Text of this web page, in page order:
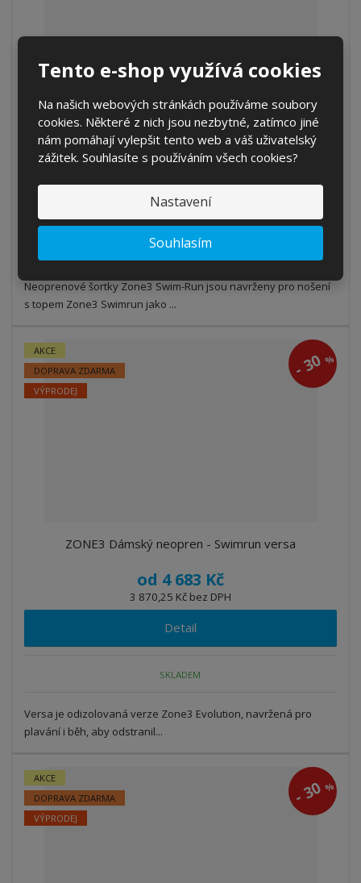
Tento e-shop využívá cookies
Na našich webových stránkách používáme soubory
cookies. Některé z nich jsou nezbytné, zatímco jiné
nám pomáhají vylepšit tento web a váš uživatelský
zážitek. Souhlasíte s používáním všech cookies?
Nastavení
Souhlasím
ZONE3 Unisex Swim-Run Shorts - Black / O...
od2 443 Kč
2 019,01 Kč bez DPH
Detail
SKLADEM
Neoprenové šortky Zone3 Swim-Run jsou navrženy pro nošení
s topem Zone3 Swimrun jako ...
-30%
AKCE
DOPRAVA ZDARMA
VÝPRODEJ
ZONE3 Dámský neopren - Swimrun versa
od 4 683 Kč
3 870,25 Kč bez DPH
Detail
SKLADEM
Versa je odizolovaná verze Zone3 Evolution, navržená pro
plavání i běh, aby odstranil...
-30%
AKCE
DOPRAVA ZDARMA
VÝPRODEJ